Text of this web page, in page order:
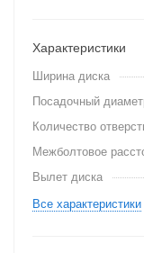
Характеристики
Ширина диска
Посадочный
Количество
Межболтовое
Вылет диска
Все характеристики